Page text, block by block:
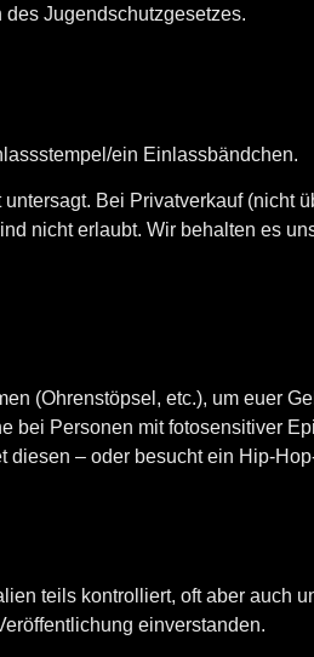
Jugendschutzgesetzes.
ein Einlassbändchen.
Bei Privatverkauf (nicht
nicht erlaubt. Wir behalten es
(Ohrenstöpsel, etc.), um euer
bei Personen mit fotosensitiver
diesen – oder besucht ein Hip-
teils kontrolliert, oft aber auch
einverstanden.